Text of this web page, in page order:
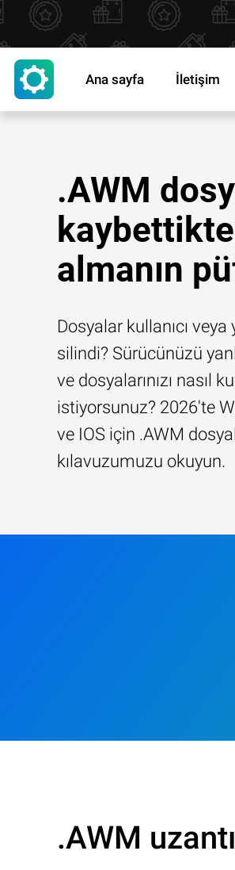
Ana sayfa İletişim
.AWM
almanın
Dosyalar kullanıcı veya
silindi? Sürücünüzü
ve dosyalarınızı nasıl
istiyorsunuz? 2026'te
ve IOS için .AWM
kılavuzumuzu okuyun.
.AWM